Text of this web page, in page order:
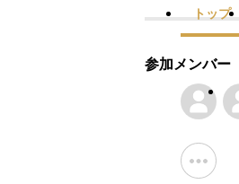
トップ
参加メンバー